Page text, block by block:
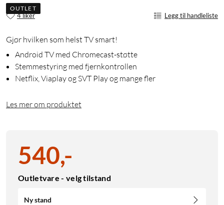
OUTLET
4 liker Legg til handleliste
Gjør hvilken som helst TV smart!
Android TV med Chromecast-støtte
Stemmestyring med fjernkontrollen
Netflix, Viaplay og SVT Play og mange fler
Les mer om produktet
540,-
Outletvare - velg tilstand
Ny stand